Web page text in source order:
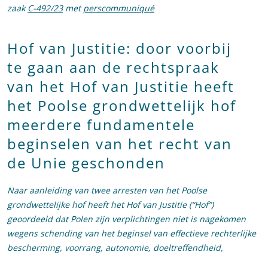
zaakC-492/23metperscommuniqué
Hof van Justitie: door voorbij
te gaan aan de rechtspraak
van het Hof van Justitie heeft
het Poolse grondwettelijk hof
meerdere fundamentele
beginselen van het recht van
de Unie geschonden
Naar aanleiding van twee arresten van het Poolse
grondwettelijke hof heeft het Hof van Justitie (“Hof”)
geoordeeld dat Polen zijn verplichtingen niet is nagekomen
wegens schending van het beginsel van effectieve rechterlijke
bescherming, voorrang, autonomie, doeltreffendheid,